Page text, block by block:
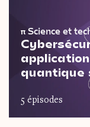
π Science et
quantique
5 épisodes